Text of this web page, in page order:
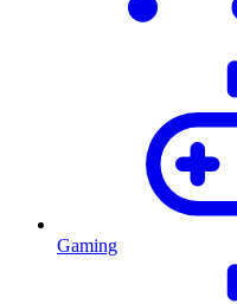
Gaming